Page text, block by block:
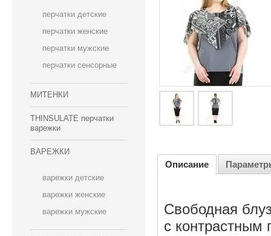
перчатки детские
перчатки женские
перчатки мужские
перчатки сенсорные
МИТЕНКИ
THINSULATE перчатки
варежки
ВАРЕЖКИ
варежки детские
варежки женские
варежки мужские
Описание
Свободная
с контрастным